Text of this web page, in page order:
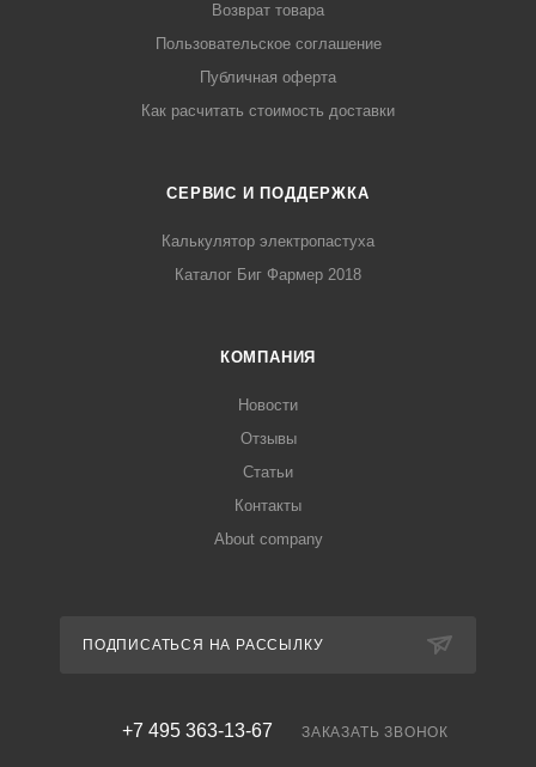
Возврат товара
Пользовательское соглашение
Публичная оферта
Как расчитать стоимость доставки
СЕРВИС И ПОДДЕРЖКА
Калькулятор электропастуха
Каталог Биг Фармер 2018
КОМПАНИЯ
Новости
Отзывы
Статьи
Контакты
About company
ПОДПИСАТЬСЯ НА РАССЫЛКУ
+7 495 363-13-67 ЗАКАЗАТЬ ЗВОНОК